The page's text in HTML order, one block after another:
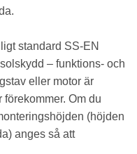
standard SS-EN
– funktions- och
eller motor är
Om du
(höjden
anges så att